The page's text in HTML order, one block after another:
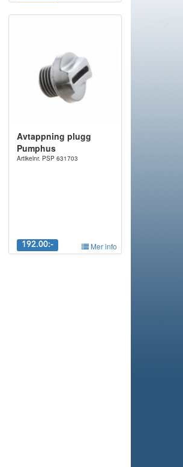
Avtappning plugg
Pumphus
Artikelnr. PSP 631703
192.00:- Mer info